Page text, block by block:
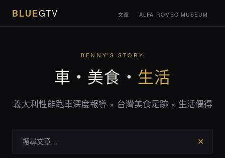
BLUEGTV 文章 ALFA ROMEO MUSEUM
BENNY'S STORY
車・美食・ 生活
義大利性能跑車深度報導 × 台灣美食足跡 × 生活偶得
✕